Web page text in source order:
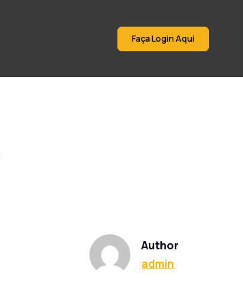
Faça Login Aqui
Author
admin